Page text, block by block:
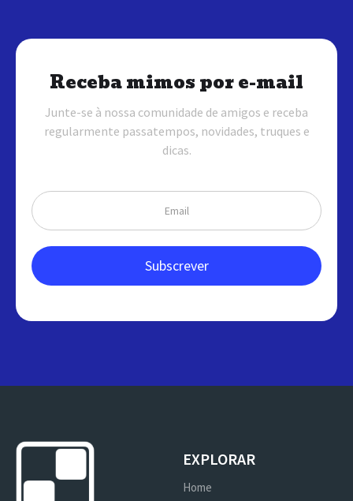
Receba mimos por e-mail
Junte-se à nossa comunidade de amigos e receba
regularmente passatempos, novidades, truques e
dicas.
EXPLORAR
Home